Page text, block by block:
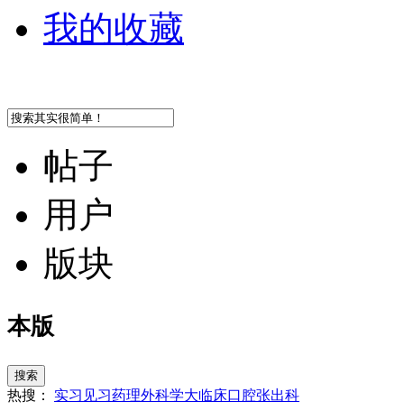
我的收藏
帖子
用户
版块
本版
搜索
热搜： 实习 见习药理外科学大临床口腔张出科